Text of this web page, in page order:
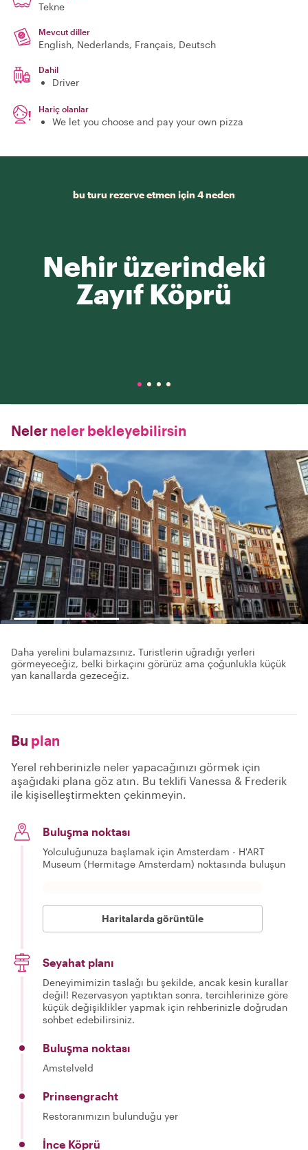
Tekne
Mevcut diller
English, Nederlands, Français, Deutsch
Dahil
Driver
Hariç olanlar
We let you choose and pay your own pizza
bu turu rezerve etmen için 4 neden
Nehir üzerindeki
Zayıf Köprü
Neler neler bekleyebilirsin
Daha yerelini bulamazsınız. Turistlerin uğradığı yerleri
görmeyeceğiz, belki birkaçını görürüz ama çoğunlukla küçük
yan kanallarda gezeceğiz.
Bu plan
Yerel rehberinizle neler yapacağınızı görmek için
aşağıdaki plana göz atın. Bu teklifi Vanessa & Frederik
ile kişiselleştirmekten çekinmeyin.
Buluşma noktası
Yolculuğunuza başlamak için Amsterdam - H'ART
Museum (Hermitage Amsterdam) noktasında buluşun
Haritalarda görüntüle
Seyahat planı
Deneyimimizin taslağı bu şekilde, ancak kesin kurallar
değil! Rezervasyon yaptıktan sonra, tercihlerinize göre
küçük değişiklikler yapmak için rehberinizle doğrudan
sohbet edebilirsiniz.
Buluşma noktası
Amstelveld
Prinsengracht
Restoranımızın bulunduğu yer
İnce Köprü